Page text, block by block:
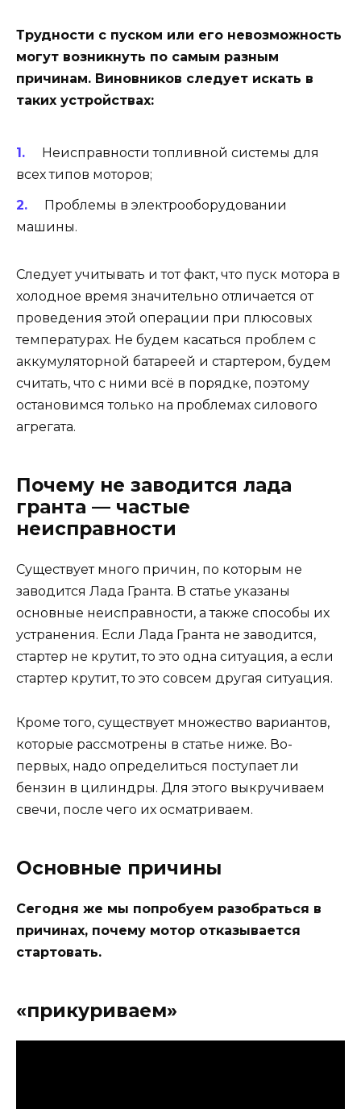
Трудности с пуском или его невозможность
могут возникнуть по самым разным
причинам. Виновников следует искать в
таких устройствах:
Неисправности топливной системы для
всех типов моторов;
Проблемы в электрооборудовании
машины.
Следует учитывать и тот факт, что пуск мотора в
холодное время значительно отличается от
проведения этой операции при плюсовых
температурах. Не будем касаться проблем с
аккумуляторной батареей и стартером, будем
считать, что с ними всё в порядке, поэтому
остановимся только на проблемах силового
агрегата.
Почему не заводится лада
гранта — частые
неисправности
Существует много причин, по которым не
заводится Лада Гранта. В статье указаны
основные неисправности, а также способы их
устранения. Если Лада Гранта не заводится,
стартер не крутит, то это одна ситуация, а если
стартер крутит, то это совсем другая ситуация.
Кроме того, существует множество вариантов,
которые рассмотрены в статье ниже. Во-
первых, надо определиться поступает ли
бензин в цилиндры. Для этого выкручиваем
свечи, после чего их осматриваем.
Основные причины
Сегодня же мы попробуем разобраться в
причинах, почему мотор отказывается
стартовать.
«прикуриваем»